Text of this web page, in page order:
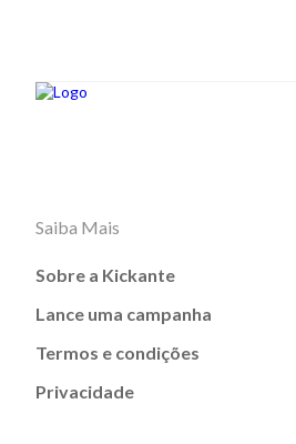
Saiba Mais
Sobre a Kickante
Lance uma campanha
Termos e condições
Privacidade